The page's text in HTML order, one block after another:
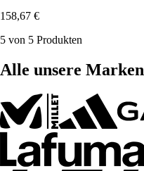
158,67 €
5 von 5 Produkten
Alle unsere Marken